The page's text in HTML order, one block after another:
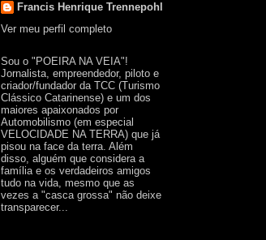
Francis Henrique Trennepohl
Ver meu perfil completo
Sou o "POEIRA NA VEIA"!
Jornalista, empreendedor, piloto e
criador/fundador da TCC (Turismo
Clássico Catarinense) e um dos
maiores apaixonados por
Automobilismo (em especial
VELOCIDADE NA TERRA) que já
pisou na face da terra. Além
disso, alguém que considera a
família e os verdadeiros amigos
tudo na vida, mesmo que as
vezes a "casca grossa" não deixe
transparecer...